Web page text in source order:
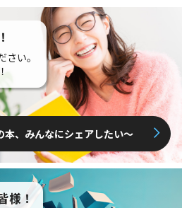
い。
本、みんなにシェアしたい〜
様！